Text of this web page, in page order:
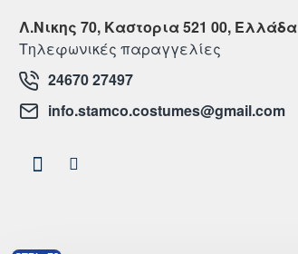
Λ.Νικης 70, Καστορια 521 00, Ελλάδα
Τηλεφωνικές παραγγελίες
24670 27497
info.stamco.costumes@gmail.com